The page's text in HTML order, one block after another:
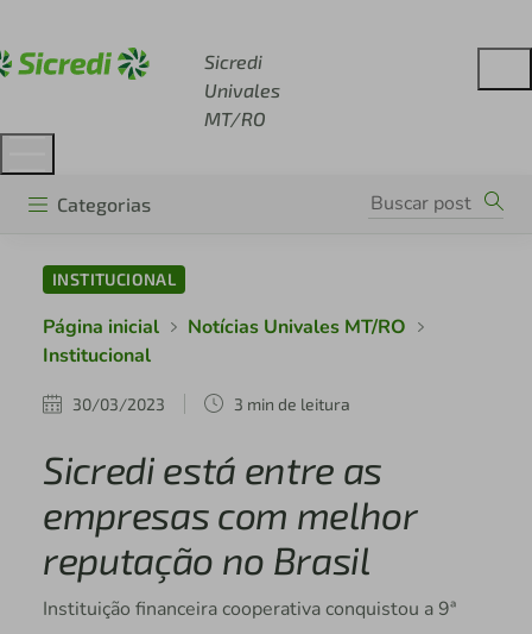
Sicredi
Univales
MT/RO
Categorias
INSTITUCIONAL
Página inicial
Notícias Univales MT/RO
Institucional
30/03/2023 3 min de leitura
Sicredi está entre as
empresas com melhor
reputação no Brasil
Instituição financeira cooperativa conquistou a 9ª